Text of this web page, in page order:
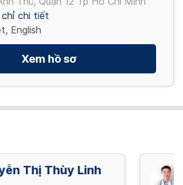
cầu
chỉ chi tiết
English
Xem hồ sơ
Thị Thùy Linh